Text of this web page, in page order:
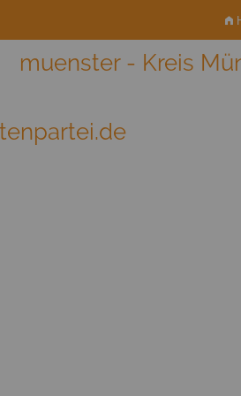
muenster - Kreis